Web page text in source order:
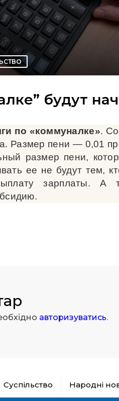
будут
по «коммуналке».
Размер пени — 0,01
размер пени,
ее не будут тем,
зарплаты.
авторизуватись.
Суспільство Народні